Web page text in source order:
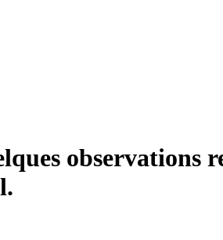
observations